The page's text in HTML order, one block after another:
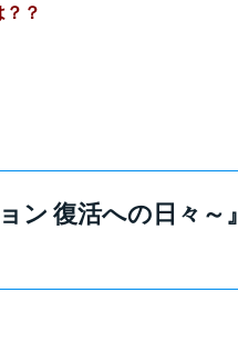
？
ン 復活への日々～』